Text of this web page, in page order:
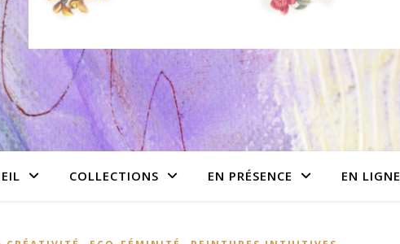
COLLECTIONS EN PRÉSENCE EN LIGNE